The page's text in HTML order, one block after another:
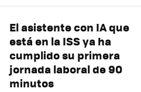
El asistente con IA que
está en la ISS ya ha
cumplido su primera
jornada laboral de 90
minutos